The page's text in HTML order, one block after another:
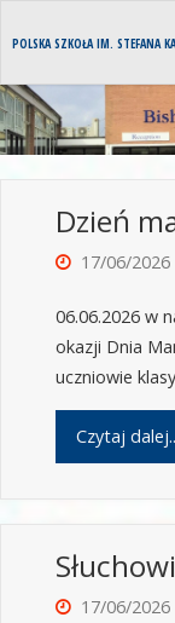
POLSKA SZKOŁA IM. STEFANA KA
Dzień
17/06/2026
06.06.2026 w
okazji Dnia
uczniowie
Czytaj
17/06/2026